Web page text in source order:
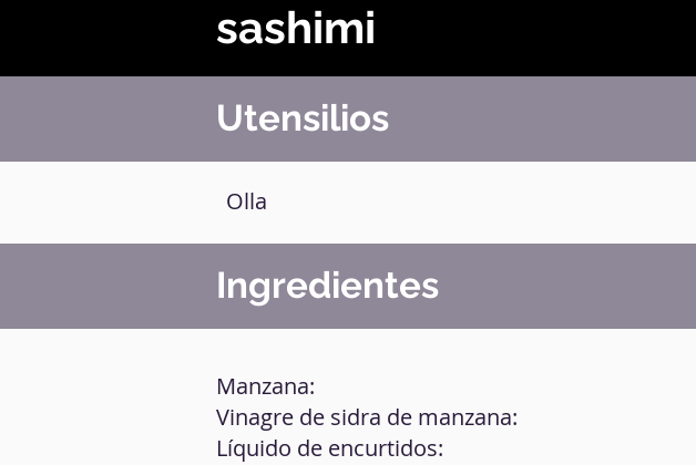
sashimi
Utensilios
Olla
Ingredientes
Manzana:
Vinagre de sidra de manzana:
Líquido de encurtidos: